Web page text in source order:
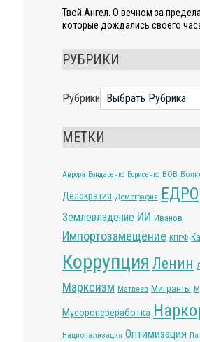
Твой Ангел. О вечном за
которые дождались своего
РУБРИКИ
Рубрики
МЕТКИ
Аврора Бондаренко Борисенко ВОВ
Делократия Демография ЕДРО
Землевладение ИИ Иванов
Импортозамещение КПРФ
Коррупция Ленин
Марксизм Матвеев Мигранты
Мусоропереработка
Национализация Оптимизация